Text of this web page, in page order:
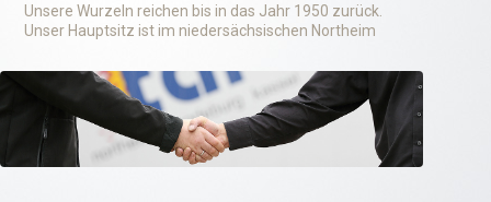
Unsere Wurzeln reichen bis in das Jahr 1950 zurück.
Unser Hauptsitz ist im niedersächsischen Northeim